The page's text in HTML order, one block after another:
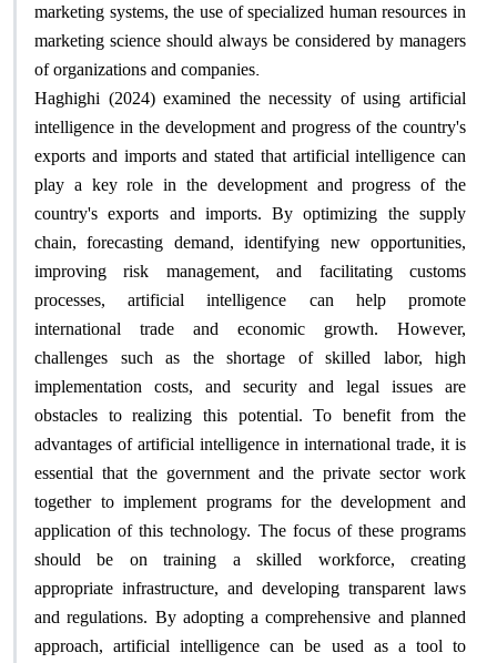
marketing systems, the use of specialized human resources in
marketing science should always be considered by managers
of organizations and companies.
Haghighi (2024) examined the necessity of using artificial
intelligence in the development and progress of the country's
exports and imports and stated that artificial intelligence can
play a key role in the development and progress of the
country's exports and imports. By optimizing the supply
chain, forecasting demand, identifying new opportunities,
improving risk management, and facilitating customs
processes, artificial intelligence can help promote
international trade and economic growth. However,
challenges such as the shortage of skilled labor, high
implementation costs, and security and legal issues are
obstacles to realizing this potential. To benefit from the
advantages of artificial intelligence in international trade, it is
essential that the government and the private sector work
together to implement programs for the development and
application of this technology. The focus of these programs
should be on training a skilled workforce, creating
appropriate infrastructure, and developing transparent laws
and regulations. By adopting a comprehensive and planned
approach, artificial intelligence can be used as a tool to